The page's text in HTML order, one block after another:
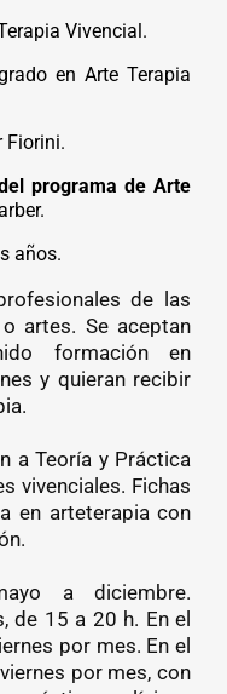
Vivencial.
en Arte Terapia
Fiorini.
programa de Arte
años.
de las
artes. Se aceptan
formación en
y quieran recibir
a Teoría y Práctica
vivenciales. Fichas
en arteterapia con
a diciembre.
de 15 a 20 h. En el
por mes. En el
por mes, con